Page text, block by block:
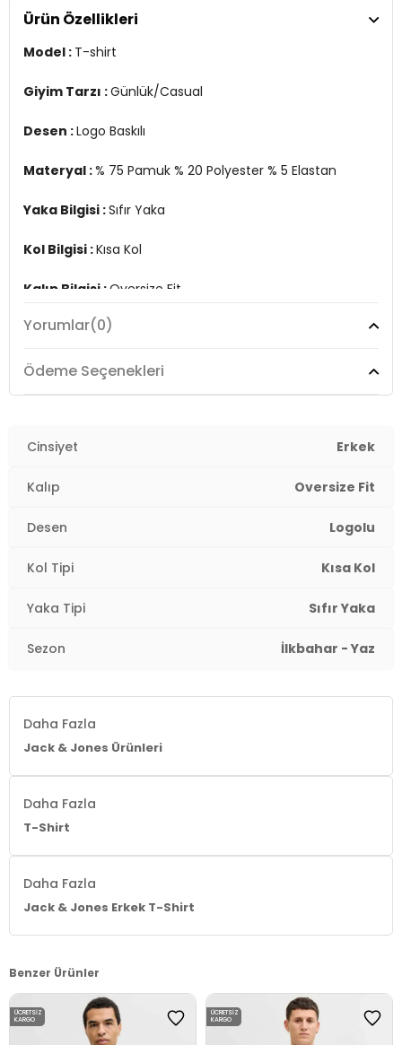
Kalıp Bilgisi :Oversize Fit
Ürün Özellikleri
Model : T-shirt
Giyim Tarzı :Günlük/Casual
Desen :Logo Baskılı
Materyal :% 75 Pamuk % 20 Polyester % 5 Elastan
Yaka Bilgisi :Sıfır Yaka
Kol Bilgisi :Kısa Kol
Kalıp Bilgisi :Oversize Fit
Yorumlar(0)
Ödeme Seçenekleri
Cinsiyet Erkek
Kalıp Oversize Fit
Desen Logolu
Kol Tipi Kısa Kol
Yaka Tipi Sıfır Yaka
Sezon İlkbahar - Yaz
Daha Fazla
Jack & Jones Ürünleri
Daha Fazla
T-Shirt
Daha Fazla
Jack & Jones Erkek T-Shirt
Benzer Ürünler
ÜCRETSIZ
KARGO
ÜCRETSIZ
KARGO